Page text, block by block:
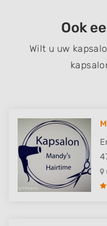
Ook
Wilt u uw